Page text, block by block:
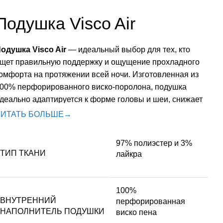
Visco Air
Visco Air — идеальный выбор для тех, кто
правильную поддержку и ощущение прохладного
на протяжении всей ночи. Изготовленная из
перфорированного виско-поролона, подушка
адаптируется к форме головы и шеи, снижает
и помогает поддерживать естественное
в шейной зоне.
поролон (memory foam) реагирует на температуру
БОЛЬШЕ →
ТИП ТКАНИ
97% полиэстер и 3%
лайкра
ВНУТРЕННИЙ
НАПОЛНИТЕЛЬ ПОДУШКИ
100%
перфорированная
виско пена